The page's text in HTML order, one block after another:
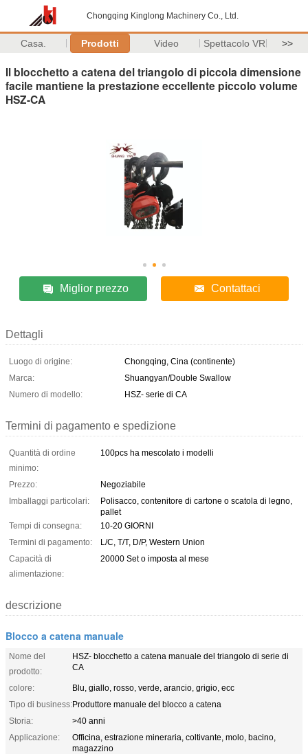
Chongqing Kinglong Machinery Co., Ltd.
Casa. Prodotti Video Spettacolo VR >>
Il blocchetto a catena del triangolo di piccola dimensione
facile mantiene la prestazione eccellente piccolo volume
HSZ-CA
Miglior prezzo Contattaci
Dettagli
Luogo di origine:
Chongqing, Cina (continente)
Marca:
Shuangyan/Double Swallow
Numero di modello:
HSZ- serie di CA
Termini di pagamento e spedizione
Quantità di ordine
minimo:
100pcs ha mescolato i modelli
Prezzo:
Negoziabile
Imballaggi particolari:
Polisacco, contenitore di cartone o scatola di legno,
pallet
Tempi di consegna:
10-20 GIORNI
Termini di pagamento:
L/C, T/T, D/P, Western Union
Capacità di
alimentazione:
20000 Set o imposta al mese
descrizione
Blocco a catena manuale
Nome del
prodotto:
HSZ- blocchetto a catena manuale del triangolo di serie di
CA
colore:
Blu, giallo, rosso, verde, arancio, grigio, ecc
Tipo di business:Produttore manuale del blocco a catena
Storia:
>40 anni
Applicazione:
Officina, estrazione mineraria, coltivante, molo, bacino,
magazzino